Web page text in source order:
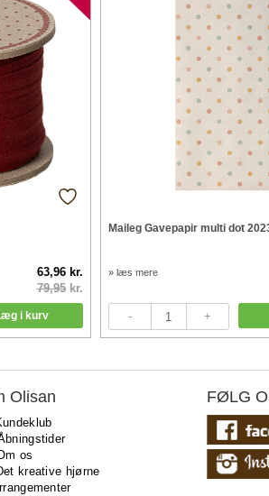
63,96 kr.
79,95kr.
Maileg Gavepapir multi dot
» læs mere
Olisan
os
kreative hjørne
FØLG